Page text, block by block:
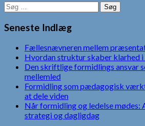
Søg
efter:
Seneste Indlæg
Fællesnævneren mellem
Hvordan struktur skaber klarhed
Den skriftlige formidlings ansvar
mellemled
Formidling som pædagogisk
at dele viden
Når formidling og ledelse mødes:
strategi og dagligdag